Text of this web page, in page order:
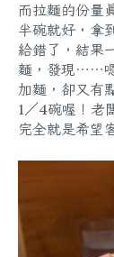
而拉麵的份量
半碗就好，拿
給錯了，結果
麵，發現⋯⋯
加麵，卻又有
1／4碗喔！老
完全就是希望